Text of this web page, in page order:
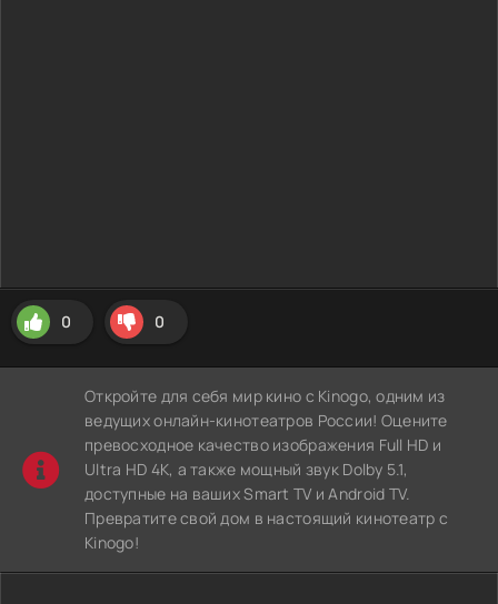
0 0
Откройте для себя мир кино с Kinogo, одним из
ведущих онлайн-кинотеатров России! Оцените
превосходное качество изображения Full HD и
Ultra HD 4K, а также мощный звук Dolby 5.1,
доступные на ваших Smart TV и Android TV.
Превратите свой дом в настоящий кинотеатр с
Kinogo!